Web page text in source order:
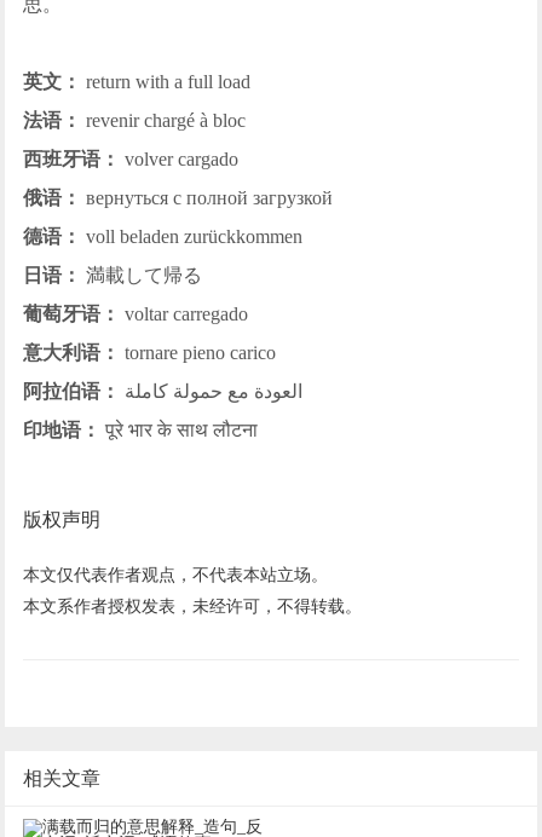
思。
英文： return with a full load
法语： revenir chargé à bloc
西班牙语： volver cargado
俄语： вернуться с полной загрузкой
德语： voll beladen zurückkommen
日语： 満載して帰る
葡萄牙语： voltar carregado
意大利语： tornare pieno carico
阿拉伯语：
العودة مع حمولة كاملة
印地语： पूरे भार के साथ लौटना
版权声明
本文仅代表作者观点，不代表本站立场。
本文系作者授权发表，未经许可，不得转载。
相关文章